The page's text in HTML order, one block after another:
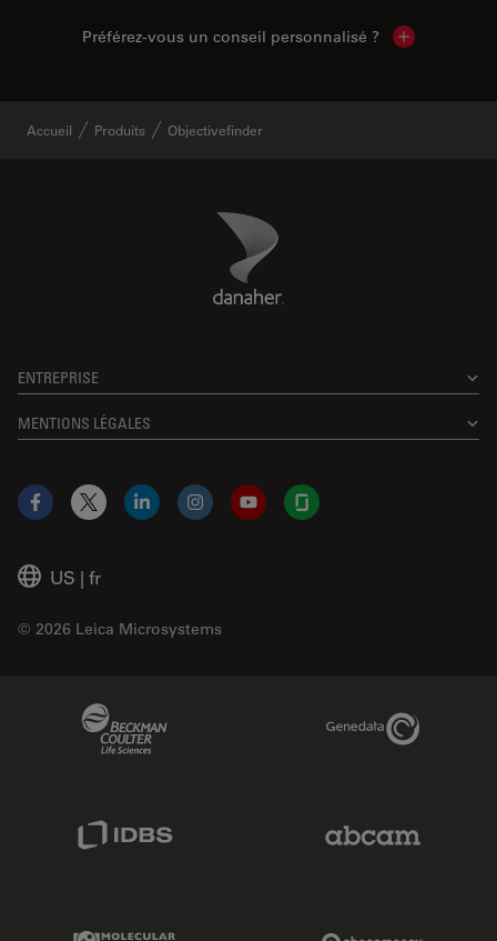
Préférez-vous un conseil personnalisé ? Show local
Accueil Produits Objectivefinder
Danaher Logo
ENTREPRISE
MENTIONS LÉGALES
US | fr
© 2026 Leica Microsystems
Facebook
X LinkedInInstagramYouTubeGlassdoor
Genedata Link
Molecular Devices Link